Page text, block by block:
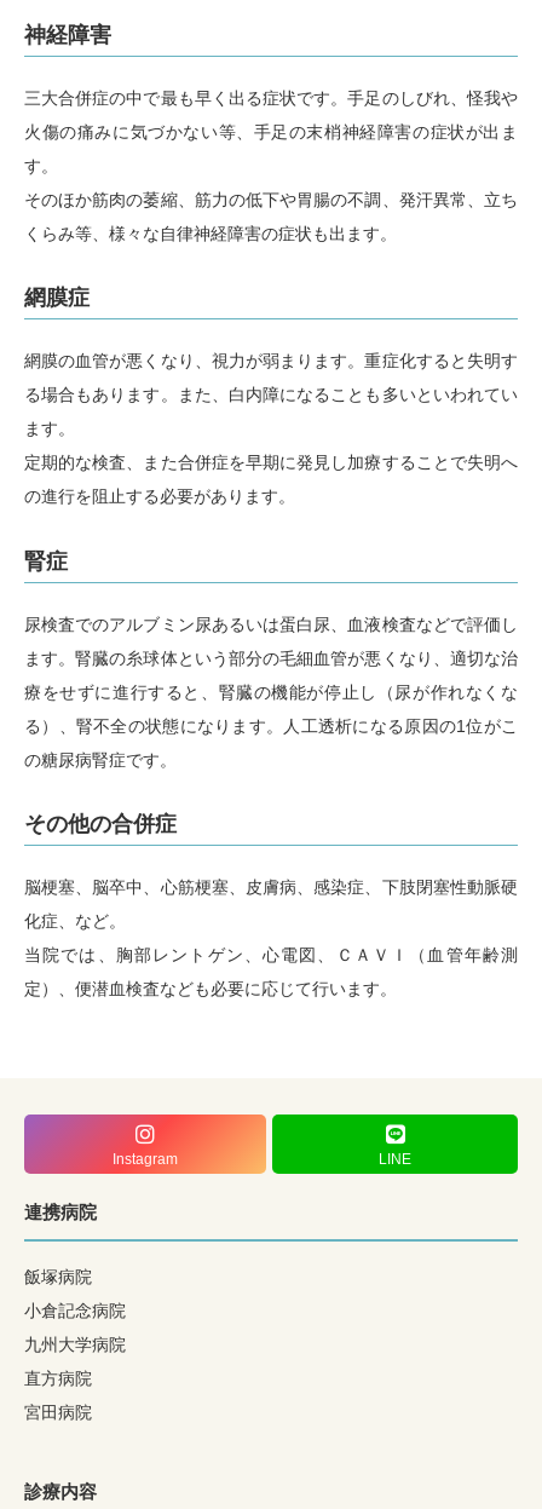
神経障害
三大合併症の中で最も早く出る症状です。手足のしびれ、怪我や
火傷の痛みに気づかない等、手足の末梢神経障害の症状が出ま
す。
そのほか筋肉の萎縮、筋力の低下や胃腸の不調、発汗異常、立ち
くらみ等、様々な自律神経障害の症状も出ます。
網膜症
網膜の血管が悪くなり、視力が弱まります。重症化すると失明す
る場合もあります。また、白内障になることも多いといわれてい
ます。
定期的な検査、また合併症を早期に発見し加療することで失明へ
の進行を阻止する必要があります。
腎症
尿検査でのアルブミン尿あるいは蛋白尿、血液検査などで評価し
ます。腎臓の糸球体という部分の毛細血管が悪くなり、適切な治
療をせずに進行すると、腎臓の機能が停止し（尿が作れなくな
る）、腎不全の状態になります。人工透析になる原因の1位がこ
の糖尿病腎症です。
その他の合併症
脳梗塞、脳卒中、心筋梗塞、皮膚病、感染症、下肢閉塞性動脈硬
化症、など。
当院では、胸部レントゲン、心電図、ＣＡＶＩ（血管年齢測
定）、便潜血検査なども必要に応じて行います。
Instagram LINE
連携病院
飯塚病院
小倉記念病院
九州大学病院
直方病院
宮田病院
診療内容